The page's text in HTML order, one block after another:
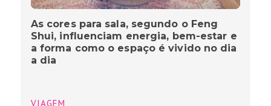
As cores para sala, segundo o Feng
Shui, influenciam energia, bem-estar e
a forma como o espaço é vivido no dia
a dia
VIAGEM